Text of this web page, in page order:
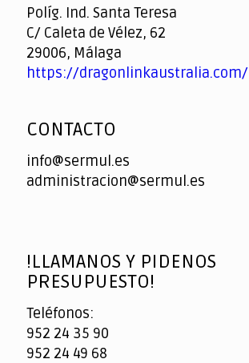
Políg. Ind. Santa Teresa
C/ Caleta de Vélez, 62
29006, Málaga
https://dragonlinkaustralia.com/
CONTACTO
info@sermul.es
administracion@sermul.es
!LLAMANOS Y PIDENOS
PRESUPUESTO!
Teléfonos:
952 24 35 90
952 24 49 68